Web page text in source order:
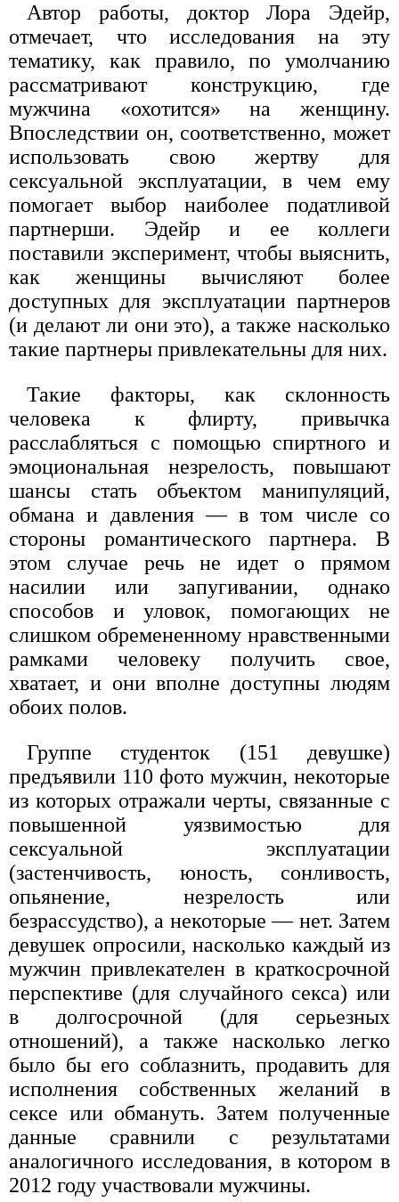
Автор работы, доктор Лора Эдейр,
отмечает, что исследования на эту
тематику, как правило, по умолчанию
рассматривают конструкцию, где
мужчина «охотится» на женщину.
Впоследствии он, соответственно, может
использовать свою жертву для
сексуальной эксплуатации, в чем ему
помогает выбор наиболее податливой
партнерши. Эдейр и ее коллеги
поставили эксперимент, чтобы выяснить,
как женщины вычисляют более
доступных для эксплуатации партнеров
(и делают ли они это), а также насколько
такие партнеры привлекательны для них.
Такие факторы, как склонность
человека к флирту, привычка
расслабляться с помощью спиртного и
эмоциональная незрелость, повышают
шансы стать объектом манипуляций,
обмана и давления — в том числе со
стороны романтического партнера. В
этом случае речь не идет о прямом
насилии или запугивании, однако
способов и уловок, помогающих не
слишком обремененному нравственными
рамками человеку получить свое,
хватает, и они вполне доступны людям
обоих полов.
Группе студенток (151 девушке)
предъявили 110 фото мужчин, некоторые
из которых отражали черты, связанные с
повышенной уязвимостью для
сексуальной эксплуатации
(застенчивость, юность, сонливость,
опьянение, незрелость или
безрассудство), а некоторые — нет. Затем
девушек опросили, насколько каждый из
мужчин привлекателен в краткосрочной
перспективе (для случайного секса) или
в долгосрочной (для серьезных
отношений), а также насколько легко
было бы его соблазнить, продавить для
исполнения собственных желаний в
сексе или обмануть. Затем полученные
данные сравнили с результатами
аналогичного исследования, в котором в
2012 году участвовали мужчины.